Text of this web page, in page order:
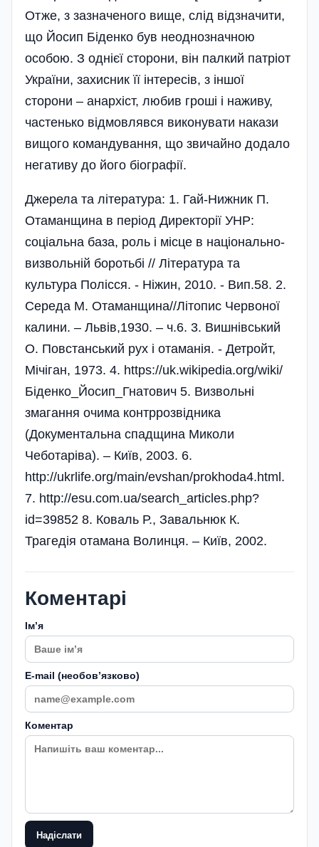
Отже, з зазначеного вище, слід відзначити,
що Йосип Біденко був неоднозначною
особою. З однієї сторони, він палкий патріот
України, захисник її інтересів, з іншої
сторони – анархіст, любив гроші і наживу,
частенько відмовлявся виконувати накази
вищого командування, що звичайно додало
негативу до його біографії.
Джерела та література: 1. Гай-Нижник П.
Отаманщина в період Директорії УНР:
соціальна база, роль і місце в національно-
визвольній боротьбі // Література та
культура Полісся. - Ніжин, 2010. - Вип.58. 2.
Середа М. Отаманщина//Літопис Червоної
калини. – Львів,1930. – ч.6. 3. Вишнівський
О. Повстанський рух і отаманія. - Детройт,
Мічіган, 1973. 4. https://uk.wikipedia.org/wiki/
Біденко_Йосип_Гнатович 5. Визвольні
змагання очима контррозвідника
(Документальна спадщина Миколи
Чеботаріва). – Київ, 2003. 6.
http://ukrlife.org/main/evshan/prokhoda4.html.
7. http://esu.com.ua/search_articles.php?
id=39852 8. Коваль Р., Завальнюк К.
Трагедія отамана Волинця. – Київ, 2002.
Коментарі
Імʼя
E-mail (необовʼязково)
Коментар
Надіслати